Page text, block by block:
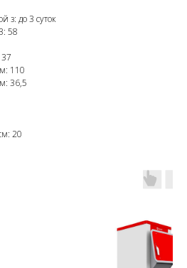
з: до 3 суток
58
110
36,5
20